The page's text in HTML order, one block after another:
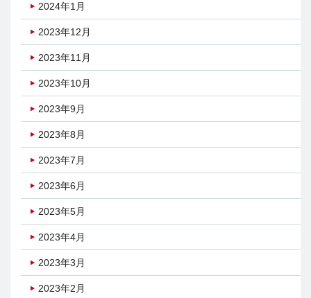
2024年1月
2023年12月
2023年11月
2023年10月
2023年9月
2023年8月
2023年7月
2023年6月
2023年5月
2023年4月
2023年3月
2023年2月